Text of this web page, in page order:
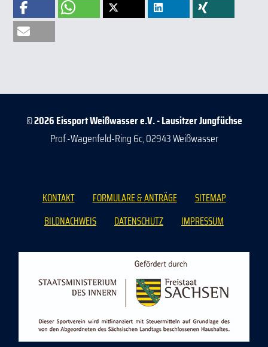
© 2026 Eissport Weißwasser e.V. - Lausitzer Jungfüchse
Prof.-Wagenfeld-Ring 6c, 02943 Weißwasser
KONTAKT FORMULARE & ANTRÄGE
SITEMAP
BILDNACHWEIS
DATENSCHUTZ IMPRESSUM